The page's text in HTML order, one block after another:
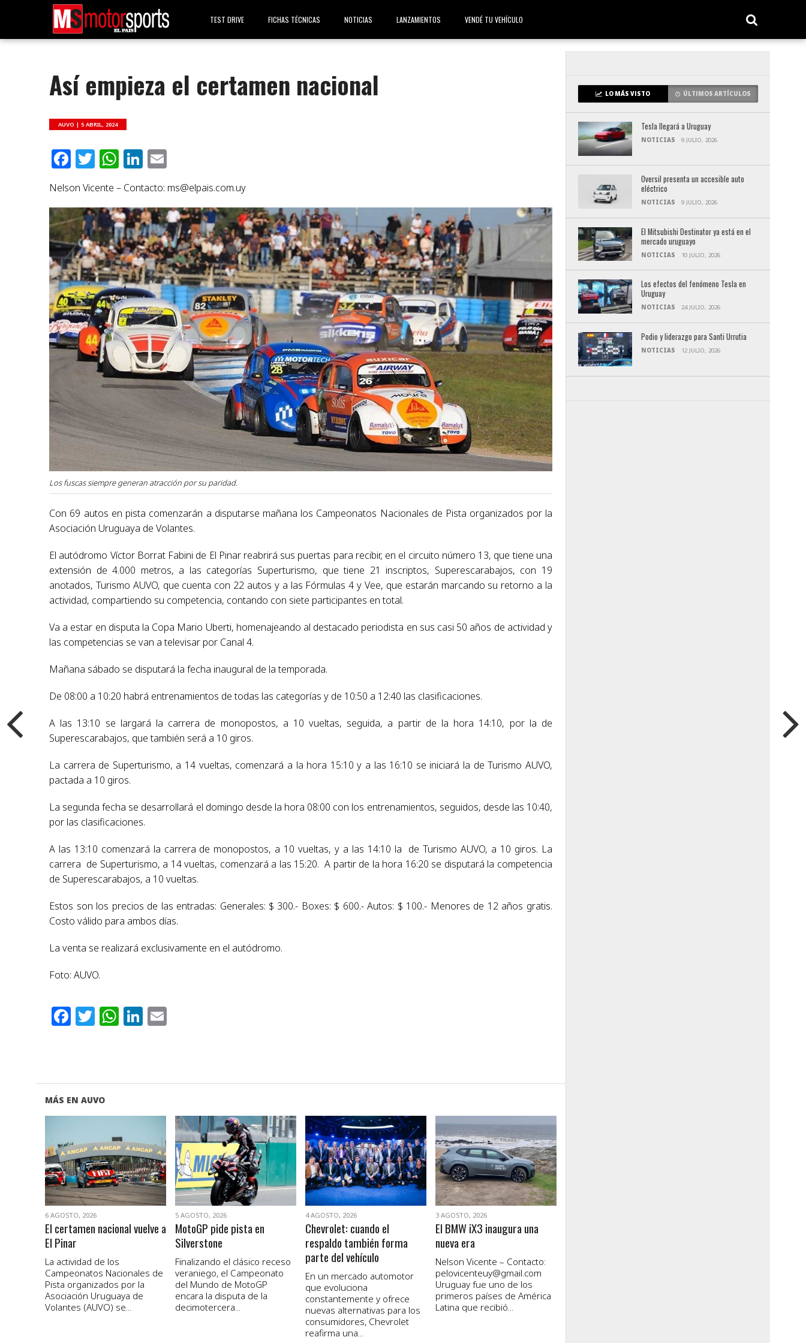
TEST DRIVE FICHAS TÉCNICAS NOTICIAS LANZAMIENTOS VENDÉ TU VEHÍCULO
Así empieza el certamen nacional
AUVO |5 ABRIL, 2024
Facebook
Twitter
WhatsApp
LinkedIn
Nelson Vicente – Contacto: ms@elpais.com.uy
Los fuscas siempre generan atracción por su paridad.
Con 69 autos en pista comenzarán a disputarse mañana los Campeonatos Nacionales de Pista organizados por la
Asociación Uruguaya de Volantes.
El autódromo Víctor Borrat Fabini de El Pinar reabrirá sus puertas para recibir, en el circuito número 13, que tiene una
extensión de 4.000 metros, a las categorías Superturismo, que tiene 21 inscriptos, Superescarabajos, con 19
anotados, Turismo AUVO, que cuenta con 22 autos y a las Fórmulas 4 y Vee, que estarán marcando su retorno a la
actividad, compartiendo su competencia, contando con siete participantes en total.
Va a estar en disputa la Copa Mario Uberti, homenajeando al destacado periodista en sus casi 50 años de actividad y
las competencias se van a televisar por Canal 4.
Mañana sábado se disputará la fecha inaugural de la temporada.
De 08:00 a 10:20 habrá entrenamientos de todas las categorías y de 10:50 a 12:40 las clasificaciones.
A las 13:10 se largará la carrera de monopostos, a 10 vueltas, seguida, a partir de la hora 14:10, por la de
Superescarabajos, que también será a 10 giros.
La carrera de Superturismo, a 14 vueltas, comenzará a la hora 15:10 y a las 16:10 se iniciará la de Turismo AUVO,
pactada a 10 giros.
La segunda fecha se desarrollará el domingo desde la hora 08:00 con los entrenamientos, seguidos, desde las 10:40,
por las clasificaciones.
A las 13:10 comenzará la carrera de monopostos, a 10 vueltas, y a las 14:10 la de Turismo AUVO, a 10 giros. La
carrera de Superturismo, a 14 vueltas, comenzará a las 15:20. A partir de la hora 16:20 se disputará la competencia
de Superescarabajos, a 10 vueltas.
Estos son los precios de las entradas: Generales: $ 300.- Boxes: $ 600.- Autos: $ 100.- Menores de 12 años gratis.
Costo válido para ambos días.
La venta se realizará exclusivamente en el autódromo.
Foto: AUVO.
Facebook
Twitter
WhatsApp
LinkedIn
MÁS EN AUVO
VER NOTA
6 AGOSTO, 2026
El certamen nacional vuelve a
El Pinar
La actividad de los
Campeonatos Nacionales de
Pista organizados por la
Asociación Uruguaya de
Volantes (AUVO) se...
VER NOTA
5 AGOSTO, 2026
MotoGP pide pista en
Silverstone
Finalizando el clásico receso
veraniego, el Campeonato
del Mundo de MotoGP
encara la disputa de la
decimotercera...
VER NOTA
4 AGOSTO, 2026
Chevrolet: cuando el
respaldo también forma
parte del vehículo
En un mercado automotor
que evoluciona
constantemente y ofrece
nuevas alternativas para los
consumidores, Chevrolet
reafirma una...
VER NOTA
3 AGOSTO, 2026
El BMW iX3 inaugura una
nueva era
Nelson Vicente – Contacto:
pelovicenteuy@gmail.com
Uruguay fue uno de los
primeros países de América
Latina que recibió...
LO MÁS VISTO ÚLTIMOS ARTÍCULOS
Tesla llegará a Uruguay
NOTICIAS 9 JULIO, 2026
Oversil presenta un accesible auto
eléctrico
NOTICIAS 9 JULIO, 2026
El Mitsubishi Destinator ya está en el
mercado uruguayo
NOTICIAS 10 JULIO, 2026
Los efectos del fenómeno Tesla en
Uruguay
NOTICIAS 24 JULIO, 2026
Podio y liderazgo para Santi Urrutia
NOTICIAS 12 JULIO, 2026